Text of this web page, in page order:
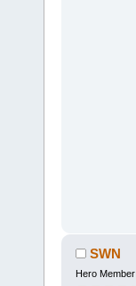
SWN
Hero Member